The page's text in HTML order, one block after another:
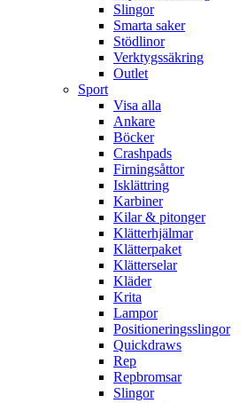
Slingor
Smarta saker
Stödlinor
Verktygssäkring
Outlet
Sport
Visa alla
Ankare
Böcker
Crashpads
Firningsåttor
Isklättring
Karbiner
Kilar & pitonger
Klätterhjälmar
Klätterpaket
Klätterselar
Kläder
Krita
Lampor
Positioneringsslingor
Quickdraws
Rep
Repbromsar
Slingor